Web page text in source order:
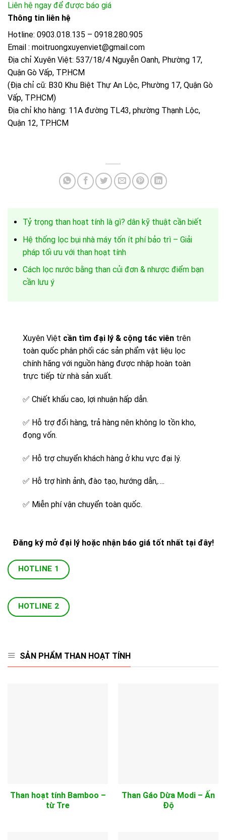
Liên hệ ngay để được báo giá
Thông tin liên hệ
Hotline: 0903.018.135 – 0918.280.905
Email : moitruongxuyenviet@gmail.com
Địa chỉ Xuyên Việt: 537/18/4 Nguyễn Oanh, Phường 17,
Quận Gò Vấp, TP.HCM
(Địa chỉ cũ: B30 Khu Biệt Thự An Lộc, Phường 17, Quận Gò
Vấp, TP.HCM)
Địa chỉ kho hàng: 11A đường TL43, phường Thạnh Lộc,
Quận 12, TP.HCM
Tỷ trọng than hoạt tính là gì? dân kỹ thuật cần biết
Hệ thống lọc bụi nhà máy tốn ít phí bảo trì – Giải
pháp tối ưu với than hoạt tính
Cách lọc nước bằng than củi đơn & nhược điểm bạn
cần lưu ý
Xuyên Việt cần tìm đại lý & cộng tác viên trên
toàn quốc phân phối các sản phẩm vật liệu lọc
chính hãng với nguồn hàng được nhập hoàn toàn
trực tiếp từ nhà sản xuất.
✅ Chiết khấu cao, lợi nhuận hấp dẫn.
✅ Hỗ trợ đổi hàng, trả hàng nên không lo tồn kho,
đọng vốn.
✅ Hỗ trợ chuyển khách hàng ở khu vực đại lý.
✅ Hỗ trợ hình ảnh, đào tạo, hướng dẫn,….
✅ Miễn phí vận chuyển toàn quốc.
Đăng ký mở đại lý hoặc nhận báo giá tốt nhất tại đây!
HOTLINE 1
HOTLINE 2
SẢN PHẨM THAN HOẠT TÍNH
Than hoạt tính Bamboo –
từ Tre
Than Gáo Dừa Modi – Ấn
Độ